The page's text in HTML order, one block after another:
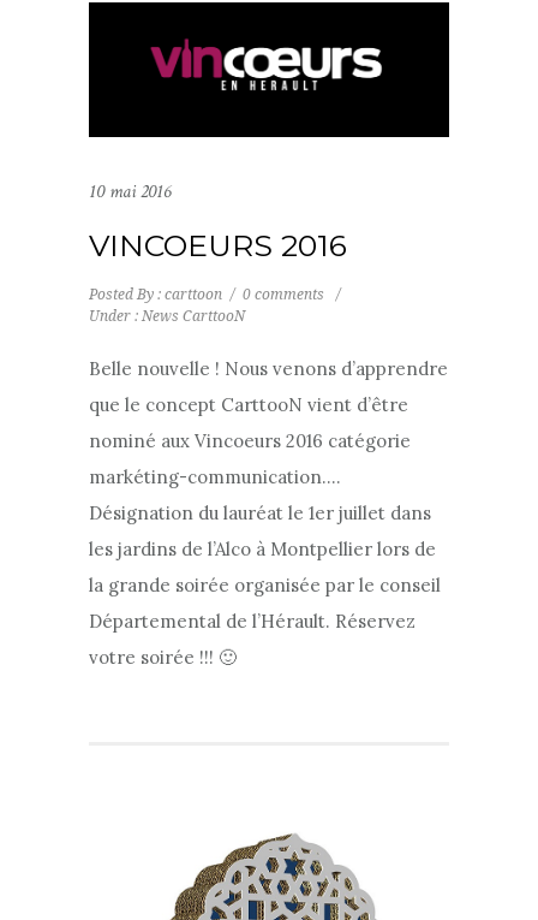
10 mai 2016
VINCOEURS 2016
Posted By : carttoon / 0 comments
/
Under : News CarttooN
Belle nouvelle ! Nous venons d’apprendre
que le concept CarttooN vient d’être
nominé aux Vincoeurs 2016 catégorie
markéting-communication….
Désignation du lauréat le 1er juillet dans
les jardins de l’Alco à Montpellier lors de
la grande soirée organisée par le conseil
Départemental de l’Hérault. Réservez
votre soirée !!! 🙂